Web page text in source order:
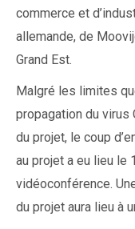
commerce et
allemande, de
Grand Est.
Malgré les limites
propagation du virus
du projet, le coup
au projet a eu lieu le
vidéoconférence.
du projet aura lieu à